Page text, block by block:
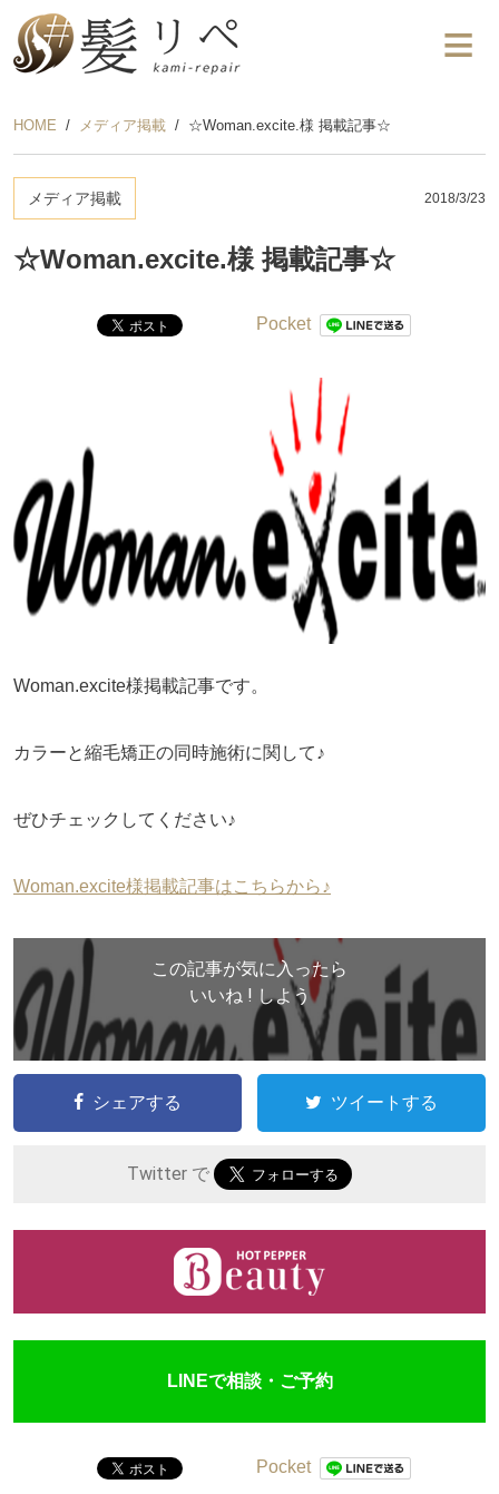
HOME メディア掲載 ☆Woman.excite.様 掲載記事☆
メディア掲載 2018/3/23
☆Woman.excite.様 掲載記事☆
Pocket
Woman.excite様掲載記事です。
カラーと縮毛矯正の同時施術に関して♪
ぜひチェックしてください♪
Woman.excite様掲載記事はこちらから♪
この記事が気に入ったら
いいね ! しよう
シェアする ツイートする
Twitter で
LINEで相談・ご予約
Pocket